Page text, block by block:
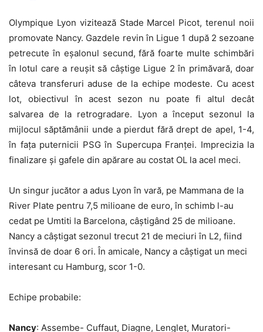
Olympique Lyon vizitează Stade Marcel Picot, terenul noii
promovate Nancy. Gazdele revin în Ligue 1 după 2 sezoane
petrecute în eșalonul secund, fără foarte multe schimbări
în lotul care a reușit să câștige Ligue 2 în primăvară, doar
câteva transferuri aduse de la echipe modeste. Cu acest
lot, obiectivul în acest sezon nu poate fi altul decât
salvarea de la retrogradare. Lyon a început sezonul la
mijlocul săptămânii unde a pierdut fără drept de apel, 1-4,
în fața puternicii PSG în Supercupa Franței. Imprecizia la
finalizare și gafele din apărare au costat OL la acel meci.
Un singur jucător a adus Lyon în vară, pe Mammana de la
River Plate pentru 7,5 milioane de euro, în schimb l-au
cedat pe Umtiti la Barcelona, câștigând 25 de milioane.
Nancy a câștigat sezonul trecut 21 de meciuri în L2, fiind
învinsă de doar 6 ori. În amicale, Nancy a câștigat un meci
interesant cu Hamburg, scor 1-0.
Echipe probabile:
Nancy: Assembe- Cuffaut, Diagne, Lenglet, Muratori-